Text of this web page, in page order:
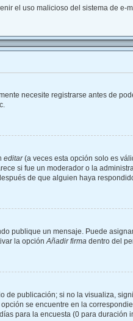
el uso malicioso del sistema de e-
necesite registrarse antes de
editar(a veces esta opción solo es
si fue un moderador o la
de que alguien haya
publique un mensaje. Puede
la opciónAñadir firma dentro del
de publicación; si no la visualiza,
se encuentre en la
para la encuesta (0 para duración